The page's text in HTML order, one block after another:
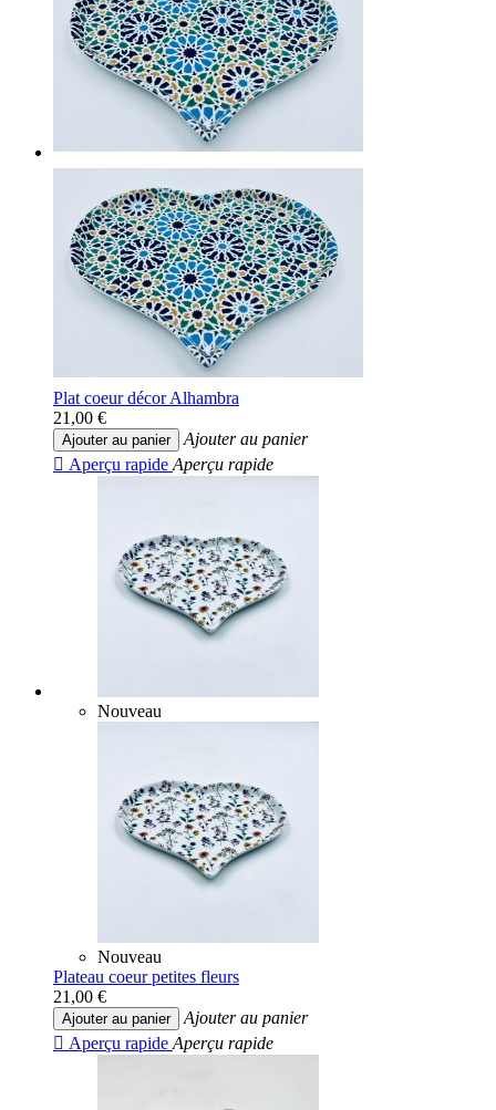
Plat coeur décor Alhambra
21,00 €
Ajouter au panier
Ajouter au panier
 Aperçu rapide Aperçu rapide
Nouveau
Nouveau
Plateau coeur petites fleurs
21,00 €
Ajouter au panier
Ajouter au panier
 Aperçu rapide Aperçu rapide